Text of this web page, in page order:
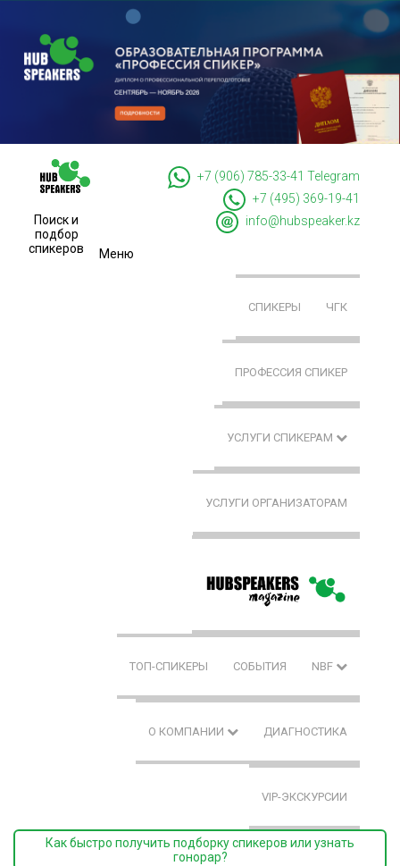
Поиск и
подбор
спикеров
+7 (906) 785-33-41
Telegram
+7 (495) 369-19-41
info@hubspeaker.kz
Меню
СПИКЕРЫ ЧГК
ПРОФЕССИЯ СПИКЕР
УСЛУГИ СПИКЕРАМ
УСЛУГИ ОРГАНИЗАТОРАМ
ТОП-СПИКЕРЫ СОБЫТИЯ NBF
О КОМПАНИИ ДИАГНОСТИКА
VIP-ЭКСКУРСИИ
Как быстро получить подборку спикеров или узнать
гонорар?